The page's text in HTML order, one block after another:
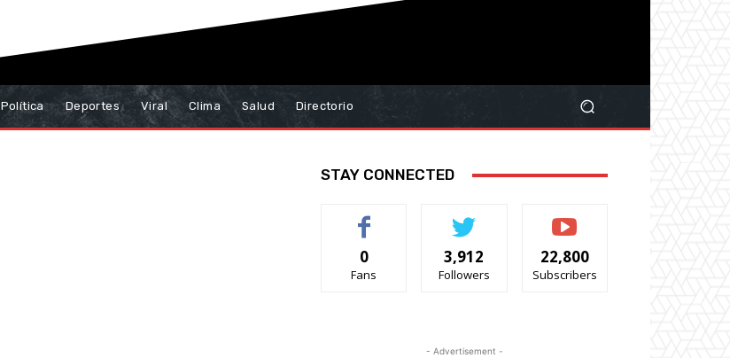
Política Deportes Viral Clima Salud Directorio
STAY CONNECTED
0
Fans
3,912
Followers
22,800
Subscribers
- Advertisement -